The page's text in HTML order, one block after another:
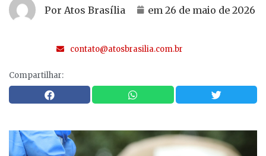
Por Atos Brasília em 26 de maio de 2026
contato@atosbrasilia.com.br
Compartilhar: